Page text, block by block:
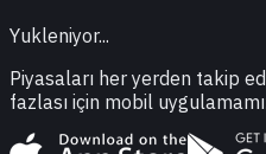
Yukleniyor...
Piyasaları her yerden takip
fazlası için mobil